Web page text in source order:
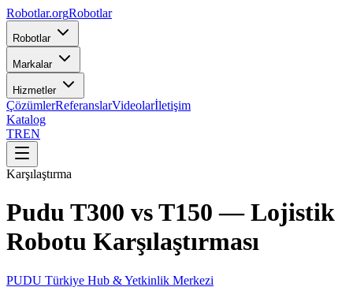
Robotlar.orgRobotlar
Robotlar
Markalar
Hizmetler
ÇözümlerReferanslarVideolarİletişim
Katalog
TREN
Karşılaştırma
Pudu T300 vs T150 — Lojistik
Robotu Karşılaştırması
PUDU Türkiye Hub & Yetkinlik Merkezi